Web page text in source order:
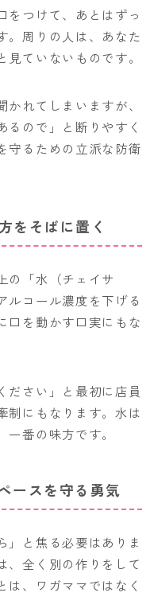
をつけて、あとはずっ
。周りの人は、あなた
ていないものです。
れてしまいますが、
るので」と断りやすく
守るための立派な防衛
をそばに置く
の「水（チェイサ
ルコール濃度を下げる
口を動かす口実にもな
ださい」と最初に店員
制にもなります。水は
番の味方です。
ースを守る勇気
」と焦る必要はありま
、全く別の作りをして
は、ワガママではなく